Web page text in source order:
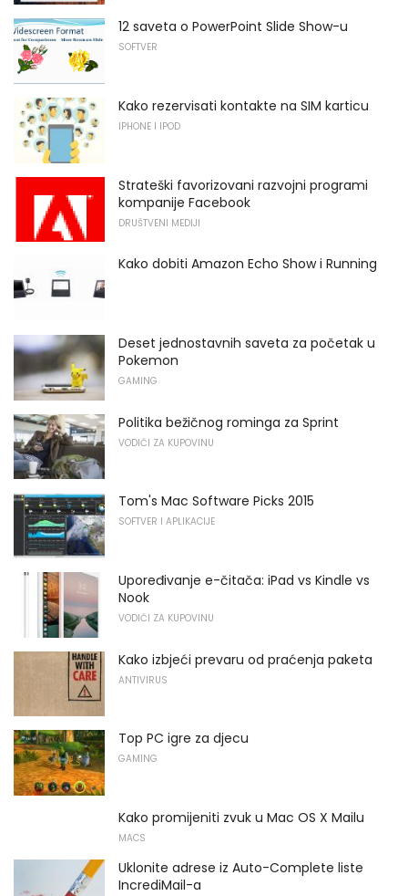
12 saveta o PowerPoint Slide Show-u
SOFTVER
Kako rezervisati kontakte na SIM karticu
IPHONE I IPOD
Strateški favorizovani razvojni programi
kompanije Facebook
DRUŠTVENI MEDIJI
Kako dobiti Amazon Echo Show i Running
Deset jednostavnih saveta za početak u
Pokemon
GAMING
Politika bežičnog rominga za Sprint
VODIČI ZA KUPOVINU
Tom's Mac Software Picks 2015
SOFTVER I APLIKACIJE
Upoređivanje e-čitača: iPad vs Kindle vs
Nook
VODIČI ZA KUPOVINU
Kako izbjeći prevaru od praćenja paketa
ANTIVIRUS
Top PC igre za djecu
GAMING
Kako promijeniti zvuk u Mac OS X Mailu
MACS
Uklonite adrese iz Auto-Complete liste
IncrediMail-a